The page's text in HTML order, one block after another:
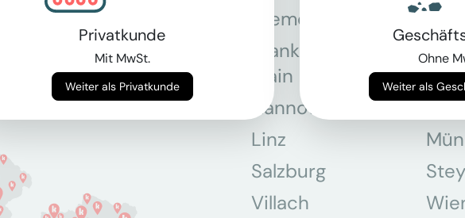
Bremen
Frankfurt am
Main
Hannover
Köln
Linz
Salzburg
Villach
Privatkunde
Mit MwSt.
Weiter als Privatkunde
Ohne
Weiter als